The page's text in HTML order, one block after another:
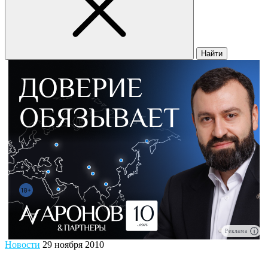
Найти
Реклама
Новости 29 ноября 2010